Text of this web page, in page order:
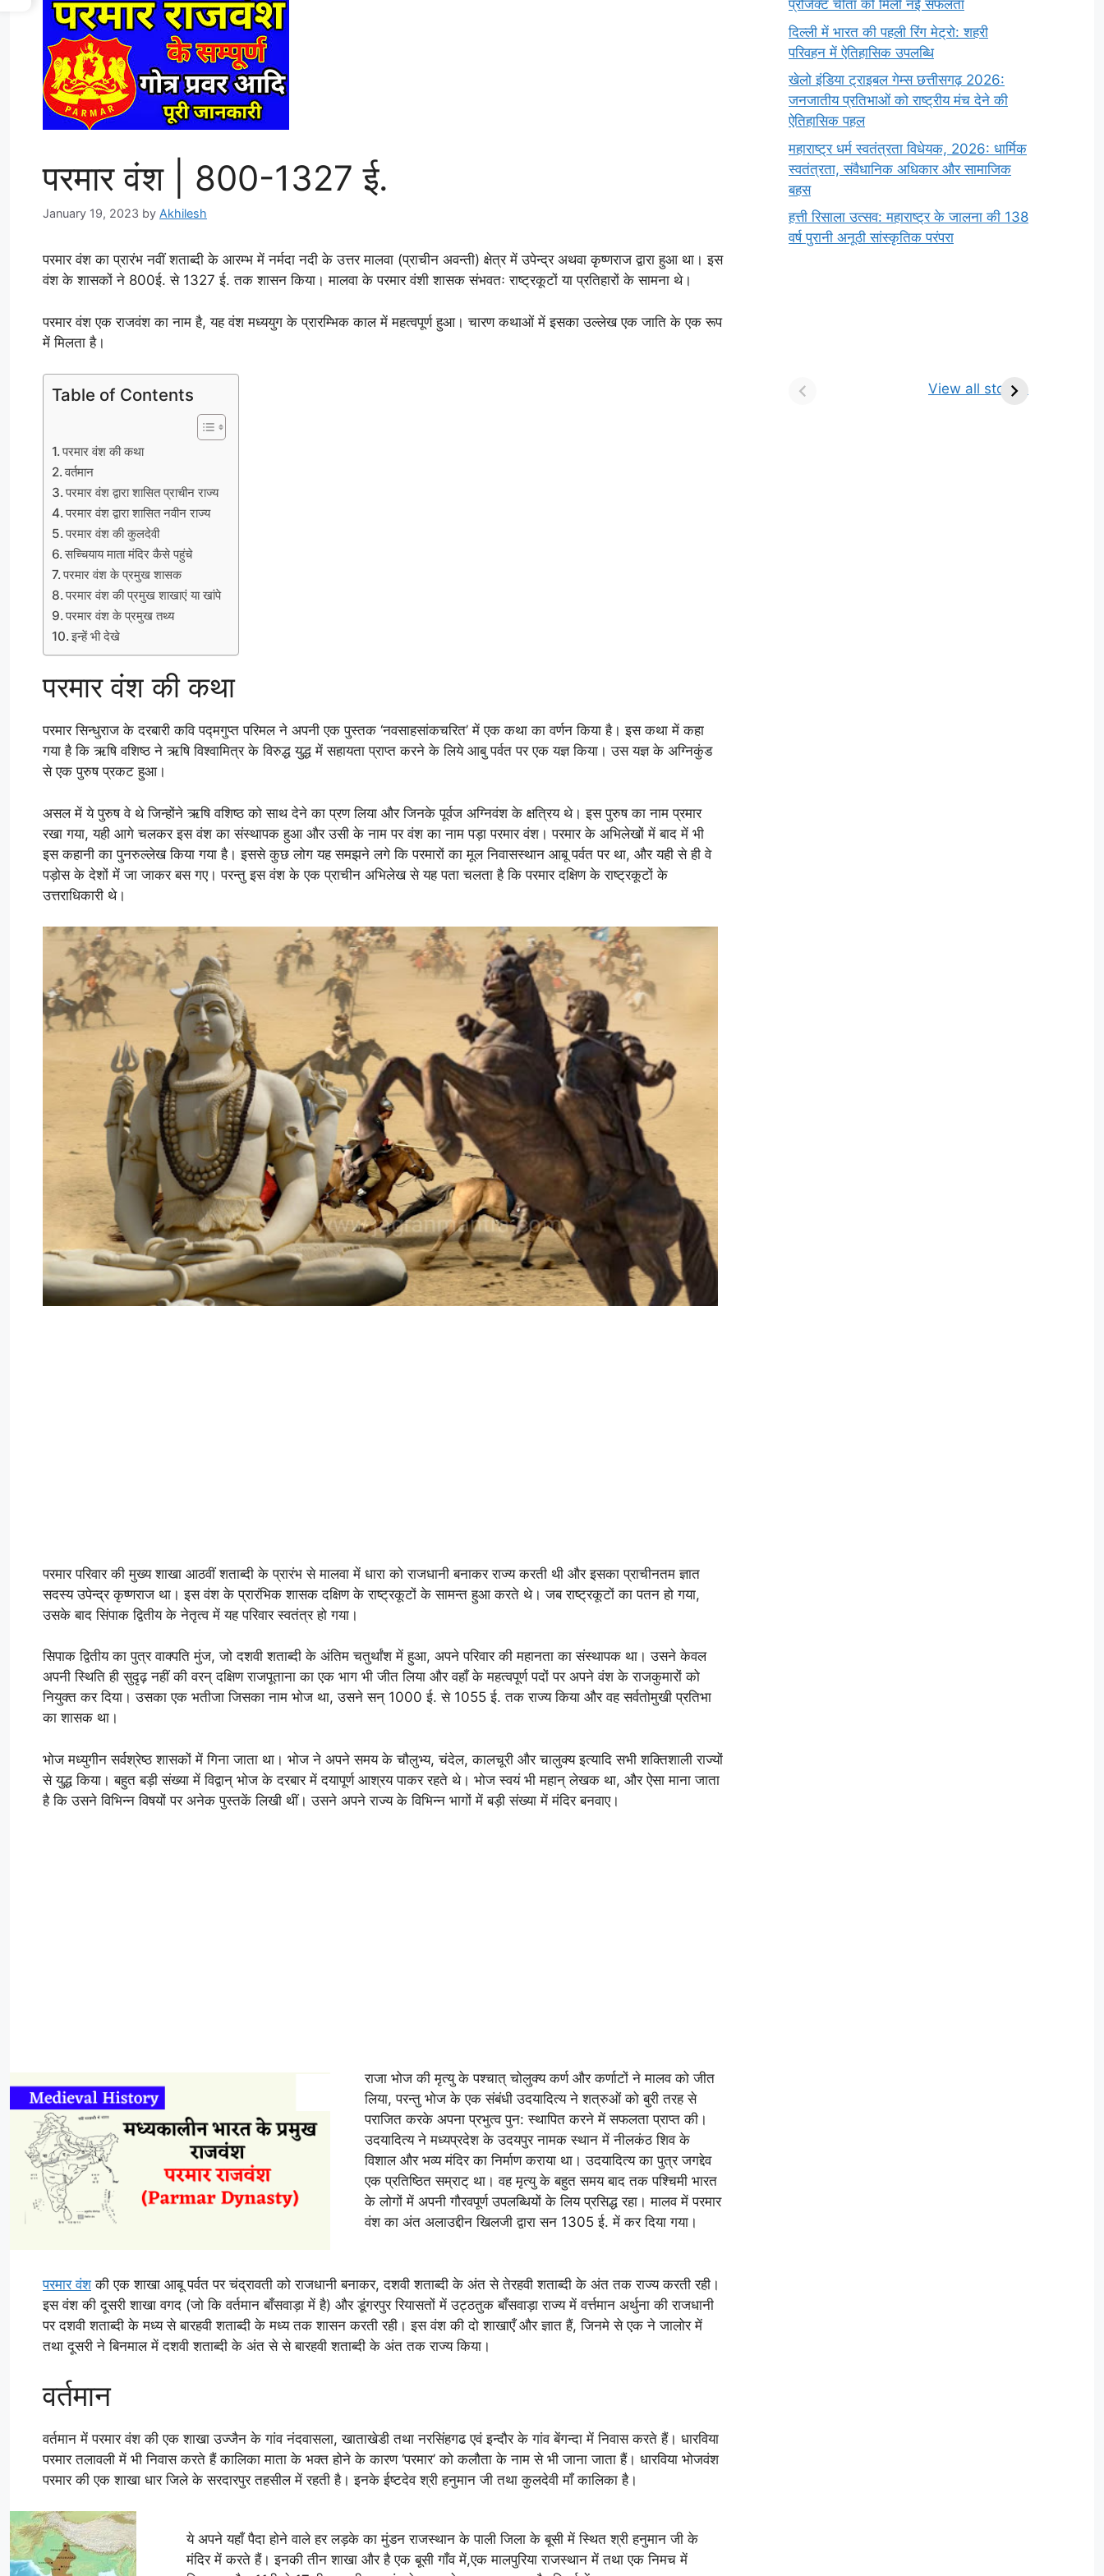
परमार वंश | 800-1327 ई.
January 19, 2023 by Akhilesh
परमार वंश का प्रारंभ नवीं शताब्दी के आरम्भ में नर्मदा नदी के उत्तर मालवा (प्राचीन अवन्ती) क्षेत्र में उपेन्द्र अथवा कृष्णराज द्वारा हुआ था। इस
वंश के शासकों ने 800ई. से 1327 ई. तक शासन किया। मालवा के परमार वंशी शासक संभवतः राष्ट्रकूटों या प्रतिहारों के सामना थे।
परमार वंश एक राजवंश का नाम है, यह वंश मध्ययुग के प्रारम्भिक काल में महत्वपूर्ण हुआ। चारण कथाओं में इसका उल्लेख एक जाति के एक रूप
में मिलता है।
Table of Contents
परमार वंश की कथा
वर्तमान
परमार वंश द्वारा शासित प्राचीन राज्य
परमार वंश द्वारा शासित नवीन राज्य
परमार वंश की कुलदेवी
सच्चियाय माता मंदिर कैसे पहुंचे
परमार वंश के प्रमुख शासक
परमार वंश की प्रमुख शाखाएं या खांपे
परमार वंश के प्रमुख तथ्य
इन्हें भी देखे
परमार वंश की कथा
परमार सिन्धुराज के दरबारी कवि पद्मगुप्त परिमल ने अपनी एक पुस्तक ‘नवसाहसांकचरित’ में एक कथा का वर्णन किया है। इस कथा में कहा
गया है कि ऋषि वशिष्ठ ने ऋषि विश्वामित्र के विरुद्ध युद्ध में सहायता प्राप्त करने के लिये आबु पर्वत पर एक यज्ञ किया। उस यज्ञ के अग्निकुंड
से एक पुरुष प्रकट हुआ।
असल में ये पुरुष वे थे जिन्होंने ऋषि वशिष्ठ को साथ देने का प्रण लिया और जिनके पूर्वज अग्निवंश के क्षत्रिय थे। इस पुरुष का नाम प्रमार
रखा गया, यही आगे चलकर इस वंश का संस्थापक हुआ और उसी के नाम पर वंश का नाम पड़ा परमार वंश। परमार के अभिलेखों में बाद में भी
इस कहानी का पुनरुल्लेख किया गया है। इससे कुछ लोग यह समझने लगे कि परमारों का मूल निवासस्थान आबू पर्वत पर था, और यही से ही वे
पड़ोस के देशों में जा जाकर बस गए। परन्तु इस वंश के एक प्राचीन अभिलेख से यह पता चलता है कि परमार दक्षिण के राष्ट्रकूटों के
उत्तराधिकारी थे।
परमार परिवार की मुख्य शाखा आठवीं शताब्दी के प्रारंभ से मालवा में धारा को राजधानी बनाकर राज्य करती थी और इसका प्राचीनतम ज्ञात
सदस्य उपेन्द्र कृष्णराज था। इस वंश के प्रारंभिक शासक दक्षिण के राष्ट्रकूटों के सामन्त हुआ करते थे। जब राष्ट्रकूटों का पतन हो गया,
उसके बाद सिंपाक द्वितीय के नेतृत्व में यह परिवार स्वतंत्र हो गया।
सिपाक द्वितीय का पुत्र वाक्पति मुंज, जो दशवी शताब्दी के अंतिम चतुर्थांश में हुआ, अपने परिवार की महानता का संस्थापक था। उसने केवल
अपनी स्थिति ही सुदृढ़ नहीं की वरन्‌ दक्षिण राजपूताना का एक भाग भी जीत लिया और वहाँ के महत्वपूर्ण पदों पर अपने वंश के राजकुमारों को
नियुक्त कर दिया। उसका एक भतीजा जिसका नाम भोज था, उसने सन्‌ 1000 ई. से 1055 ई. तक राज्य किया और वह सर्वतोमुखी प्रतिभा
का शासक था।
भोज मध्युगीन सर्वश्रेष्ठ शासकों में गिना जाता था। भोज ने अपने समय के चौलुभ्य, चंदेल, कालचूरी और चालुक्य इत्यादि सभी शक्तिशाली राज्यों
से युद्ध किया। बहुत बड़ी संख्या में विद्वान्‌ भोज के दरबार में दयापूर्ण आश्रय पाकर रहते थे। भोज स्वयं भी महान्‌ लेखक था, और ऐसा माना जाता
है कि उसने विभिन्न विषयों पर अनेक पुस्तकें लिखी थीं। उसने अपने राज्य के विभिन्न भागों में बड़ी संख्या में मंदिर बनवाए।
राजा भोज की मृत्यु के पश्चात्‌ चोलुक्य कर्ण और कर्णाटों ने मालव को जीत
लिया, परन्तु भोज के एक संबंधी उदयादित्य ने शत्रुओं को बुरी तरह से
पराजित करके अपना प्रभुत्व पुन: स्थापित करने में सफलता प्राप्त की।
उदयादित्य ने मध्यप्रदेश के उदयपुर नामक स्थान में नीलकंठ शिव के
विशाल और भव्य मंदिर का निर्माण कराया था। उदयादित्य का पुत्र जगद्देव
एक प्रतिष्ठित सम्राट् था। वह मृत्यु के बहुत समय बाद तक पश्चिमी भारत
के लोगों में अपनी गौरवपूर्ण उपलब्धियों के लिय प्रसिद्ध रहा। मालव में परमार
वंश का अंत अलाउद्दीन खिलजी द्वारा सन 1305 ई. में कर दिया गया।
परमार वंशकी एक शाखा आबू पर्वत पर चंद्रावती को राजधानी बनाकर, दशवी शताब्दी के अंत से तेरहवी शताब्दी के अंत तक राज्य करती रही।
इस वंश की दूसरी शाखा वगद (जो कि वर्तमान बाँसवाड़ा में है) और डूंगरपुर रियासतों में उट्ठतुक बाँसवाड़ा राज्य में वर्त्तमान अर्थुना की राजधानी
पर दशवी शताब्दी के मध्य से बारहवी शताब्दी के मध्य तक शासन करती रही। इस वंश की दो शाखाएँ और ज्ञात हैं, जिनमे से एक ने जालोर में
तथा दूसरी ने बिनमाल में दशवी शताब्दी के अंत से से बारहवी शताब्दी के अंत तक राज्य किया।
वर्तमान
वर्तमान में परमार वंश की एक शाखा उज्जैन के गांव नंदवासला, खाताखेडी तथा नरसिंहगढ एवं इन्दौर के गांव बेंगन्दा में निवास करते हैं। धारविया
परमार तलावली में भी निवास करते हैं कालिका माता के भक्त होने के कारण ‘परमार’ को कलौता के नाम से भी जाना जाता हैं। धारविया भोजवंश
परमार की एक शाखा धार जिले के सरदारपुर तहसील में रहती है। इनके ईष्टदेव श्री हनुमान जी तथा कुलदेवी माँ कालिका है।
ये अपने यहाँ पैदा होने वाले हर लड़के का मुंडन राजस्थान के पाली जिला के बूसी में स्थित श्री हनुमान जी के
मंदिर में करते हैं। इनकी तीन शाखा और है एक बूसी गाँव में,एक मालपुरिया राजस्थान में तथा एक निमच में
प्रोजेक्ट चीता को मिली नई सफलता
दिल्ली में भारत की पहली रिंग मेट्रो: शहरी
परिवहन में ऐतिहासिक उपलब्धि
खेलो इंडिया ट्राइबल गेम्स छत्तीसगढ़ 2026:
जनजातीय प्रतिभाओं को राष्ट्रीय मंच देने की
ऐतिहासिक पहल
महाराष्ट्र धर्म स्वतंत्रता विधेयक, 2026: धार्मिक
स्वतंत्रता, संवैधानिक अधिकार और सामाजिक
बहस
हत्ती रिसाला उत्सव: महाराष्ट्र के जालना की 138
वर्ष पुरानी अनूठी सांस्कृतिक परंपरा
View all stories
किसे कहते है? परिभाषा,
ज्योतिर्लिंग | नाम, स्थान एवं